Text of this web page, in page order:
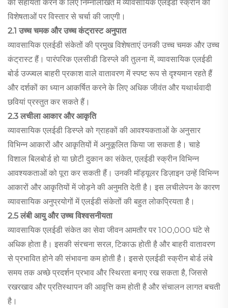
की सहायता करने के लिए निम्नलिखित में व्यावसायिक एलईडी स्क्रीन की
विशेषताओं पर विस्तार से चर्चा की जाएगी।
2.1 उच्च चमक और उच्च कंट्रास्ट अनुपात
व्यावसायिक एलईडी संकेतों की प्रमुख विशेषताएं उनकी उच्च चमक और उच्च
कंट्रास्ट हैं। पारंपरिक एलसीडी डिस्प्ले की तुलना में, व्यावसायिक एलईडी
बोर्ड उज्ज्वल बाहरी प्रकाश वाले वातावरण में स्पष्ट रूप से दृश्यमान रहते हैं
और दर्शकों का ध्यान आकर्षित करने के लिए अधिक जीवंत और यथार्थवादी
छवियां प्रस्तुत कर सकते हैं।
2.3 लचीला आकार और आकृति
व्यावसायिक एलईडी डिस्प्ले को ग्राहकों की आवश्यकताओं के अनुसार
विभिन्न आकारों और आकृतियों में अनुकूलित किया जा सकता है। चाहे
विशाल बिलबोर्ड हो या छोटी दुकान का संकेत, एलईडी स्क्रीन विभिन्न
आवश्यकताओं को पूरा कर सकती हैं। उनकी मॉड्यूलर डिज़ाइन उन्हें विभिन्न
आकारों और आकृतियों में जोड़ने की अनुमति देती है। इस लचीलेपन के कारण
व्यावसायिक अनुप्रयोगों में एलईडी संकेतों की बहुत लोकप्रियता है।
2.5 लंबी आयु और उच्च विश्वसनीयता
व्यावसायिक एलईडी संकेत का सेवा जीवन आमतौर पर 100,000 घंटे से
अधिक होता है। इसकी संरचना सरल, टिकाऊ होती है और बाहरी वातावरण
से प्रभावित होने की संभावना कम होती है। इससे एलईडी स्क्रीन बोर्ड लंबे
समय तक अच्छे प्रदर्शन प्रभाव और स्थिरता बनाए रख सकता है, जिससे
रखरखाव और प्रतिस्थापन की आवृत्ति कम होती है और संचालन लागत बचती
है।